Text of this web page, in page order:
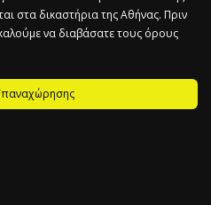
στα δικαστήρια της Αθήνας. Πριν
να διαβάσατε τους όρους